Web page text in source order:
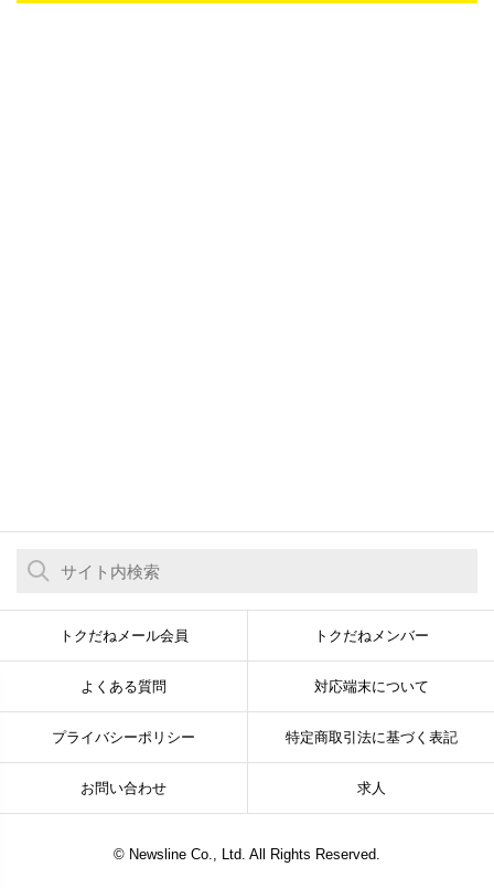
トクだねメール会員 トクだねメンバー
よくある質問 対応端末について
プライバシーポリシー 特定商取引法に基づく表記
お問い合わせ 求人
© Newsline Co., Ltd. All Rights Reserved.